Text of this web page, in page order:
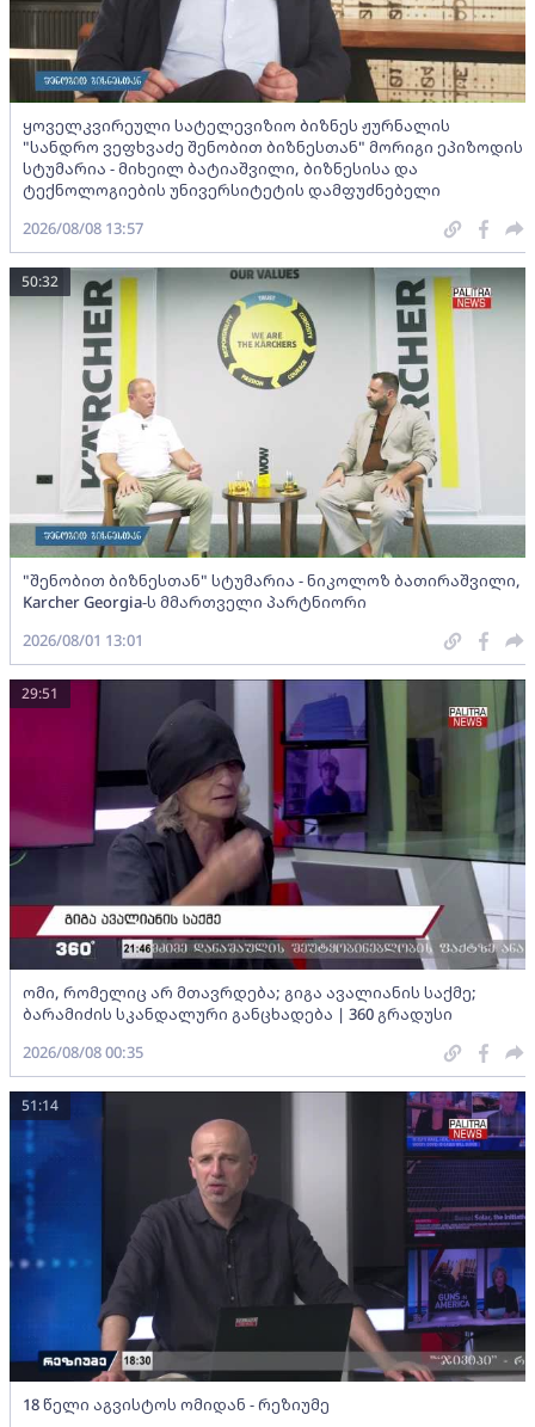
ყოველკვირეული სატელევიზიო ბიზნეს ჟურნალის
"სანდრო ვეფხვაძე შენობით ბიზნესთან" მორიგი ეპიზოდის
სტუმარია - მიხეილ ბატიაშვილი, ბიზნესისა და
ტექნოლოგიების უნივერსიტეტის დამფუძნებელი
2026/08/08 13:57
"შენობით ბიზნესთან" სტუმარია - ნიკოლოზ ბათირაშვილი,
Karcher Georgia-ს მმართველი პარტნიორი
50:32
2026/08/01 13:01
ომი, რომელიც არ მთავრდება; გიგა ავალიანის საქმე;
ბარამიძის სკანდალური განცხადება | 360 გრადუსი
29:51
2026/08/08 00:35
18 წელი აგვისტოს ომიდან - რეზიუმე
51:14